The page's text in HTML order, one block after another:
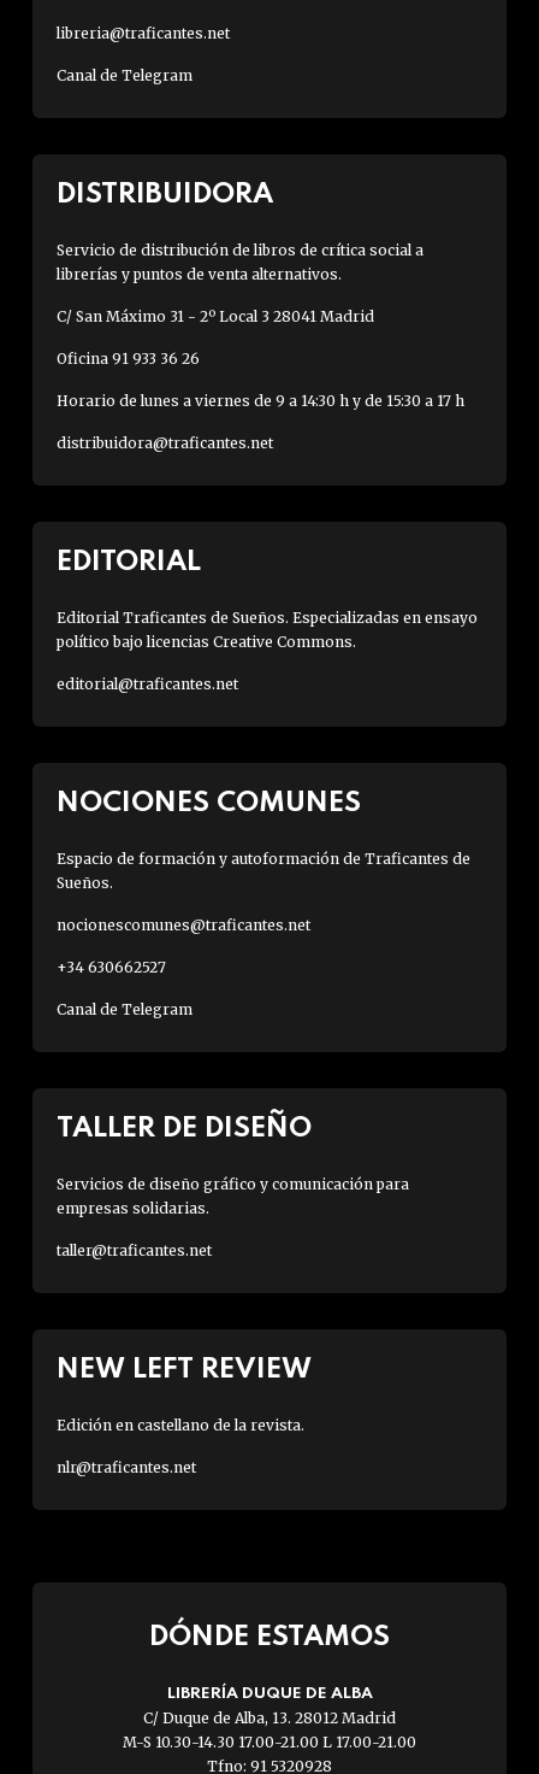
libreria@traficantes.net
Canal de Telegram
DISTRIBUIDORA
Servicio de distribución de libros de crítica social a
librerías y puntos de venta alternativos.
C/ San Máximo 31 - 2º Local 3 28041 Madrid
Oficina 91 933 36 26
Horario de lunes a viernes de 9 a 14:30 h y de 15:30 a 17 h
distribuidora@traficantes.net
EDITORIAL
Editorial Traficantes de Sueños. Especializadas en ensayo
político bajo licencias Creative Commons.
editorial@traficantes.net
NOCIONES COMUNES
Espacio de formación y autoformación de Traficantes de
Sueños.
nocionescomunes@traficantes.net
+34 630662527
Canal de Telegram
TALLER DE DISEÑO
Servicios de diseño gráfico y comunicación para
empresas solidarias.
taller@traficantes.net
NEW LEFT REVIEW
Edición en castellano de la revista.
nlr@traficantes.net
DÓNDE ESTAMOS
LIBRERÍA DUQUE DE ALBA
C/ Duque de Alba, 13. 28012 Madrid
M-S 10.30-14.30 17.00-21.00 L 17.00-21.00
Tfno: 91 5320928